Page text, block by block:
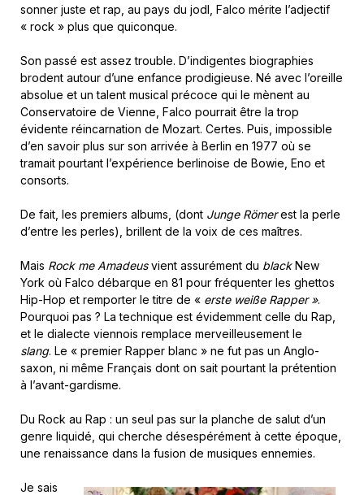
sonner juste et rap, au pays du jodl, Falco mérite l’adjectif
« rock » plus que quiconque.
Son passé est assez trouble. D’indigentes biographies
brodent autour d’une enfance prodigieuse. Né avec l’oreille
absolue et un talent musical précoce qui le mènent au
Conservatoire de Vienne, Falco pourrait être la trop
évidente réincarnation de Mozart. Certes. Puis, impossible
d’en savoir plus sur son arrivée à Berlin en 1977 où se
tramait pourtant l’expérience berlinoise de Bowie, Eno et
consorts.
De fait, les premiers albums, (dont Junge Römer est la perle
d’entre les perles), brillent de la voix de ces maîtres.
Mais Rock me Amadeusvient assurément du black New
York où Falco débarque en 81 pour fréquenter les ghettos
Hip-Hop et remporter le titre de « erste weiße Rapper ».
Pourquoi pas ? La technique est évidemment celle du Rap,
et le dialecte viennois remplace merveilleusement le
slang. Le « premier Rapper blanc » ne fut pas un Anglo-
saxon, ni même Français dont on sait pourtant la prétention
à l’avant-gardisme.
Du Rock au Rap : un seul pas sur la planche de salut d’un
genre liquidé, qui cherche désespérément à cette époque,
une renaissance dans la fusion de musiques ennemies.
Je sais